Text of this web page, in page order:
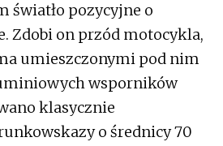
światło pozycyjne o
Zdobi on przód motocykla,
umieszczonymi pod nim
wsporników
klasycznie
o średnicy 70